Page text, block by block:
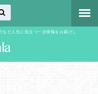
ど人生に役立つ一次情報をお届けし